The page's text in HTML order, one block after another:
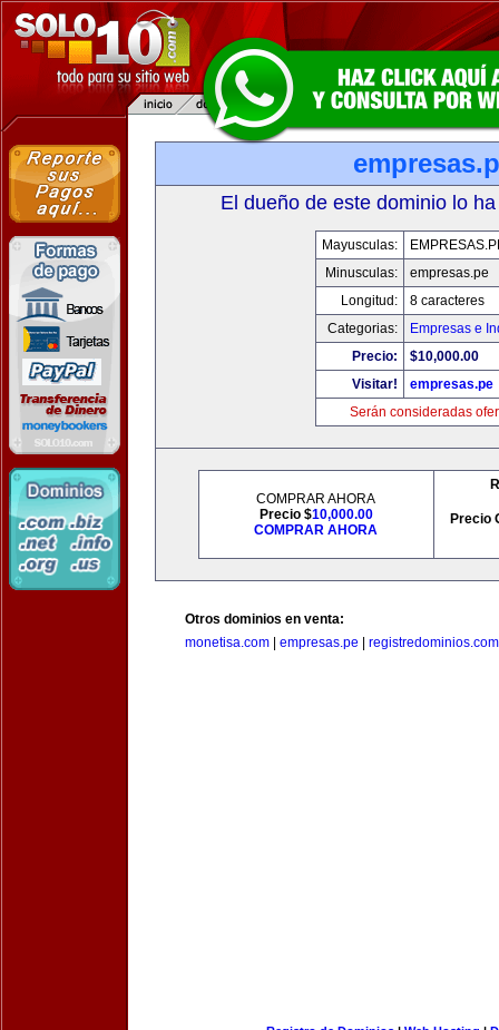
El dueño de este dominio lo
Mayusculas:
Minusculas:
empresas.pe
Longitud:
8 caracteres
Categorias:
Empresas e
Precio:
$10,000.00
Visitar!
empresas.pe
Serán consideradas
COMPRAR AHORA
Precio $10,000.00
COMPRAR AHORA
Precio
Otros dominios en venta:
monetisa.com
empresas.pe registredominios.com